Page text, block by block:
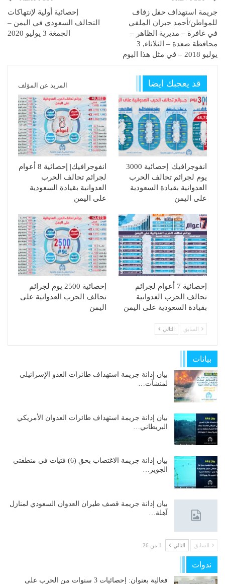
جريمة استهداف حفل زفاف
للمواطن/أحمد جبران الملفي
في غافرة – مديرية الظاهر –
محافظة صعدة – الثلاثاء, 3
يوليو 2018 – في مثل هذا اليوم
إحصائية أولية لإنتهاكات
التحالف السعودي في اليمن –
الجمغة 3 يوليو 2020
قد يعجبك ايضا المزيد عن المؤلف
انفوجرافيك| إحصائية 3000
يوم لجرائم تحالف الحرب
العدوانية بقيادة السعودية
على اليمن
انفوجرافيك| إحصائية 8 أعوام
لجرائم تحالف الحرب
العدوانية بقيادة السعودية
على اليمن
إحصائية 7 أعوام لجرائم
تحالف الحرب العدوانية
بقيادة السعودية على اليمن
إحصائية 2500 يوم لجرائم
تحالف الحرب العدوانية على
اليمن
السابق التالي
بيانات
بيان إدانة جريمة استهداف طائرات العدو الإسرائيلي
لمنشآت…
بيان إدانة جريمة استهداف طائرات العدوان الأمريكي
البريطاني…
بيان إدانة جريمة الاغتصاب بحق (6) فتيات في منطقتي
الجوير…
بيان إدانة جريمة قصف طيران العدوان السعودي لمنازل
آهلة…
السابق التالي 1 من 26
ندوات
فعالية بعنوان: إحصائيات 3 سنوات من الحرب على